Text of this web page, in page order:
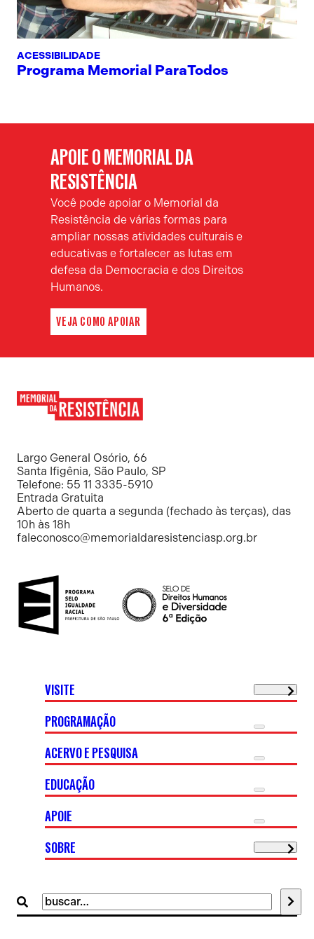
ACESSIBILIDADE
Programa Memorial ParaTodos
APOIE O MEMORIAL DA
RESISTÊNCIA
Você pode apoiar o Memorial da
Resistência de várias formas para
ampliar nossas atividades culturais e
educativas e fortalecer as lutas em
defesa da Democracia e dos Direitos
Humanos.
VEJA COMO APOIAR
Resistência
Largo General Osório, 66
Santa Ifigênia, São Paulo, SP
Telefone: 55 11 3335-5910
Entrada Gratuita
Aberto de quarta a segunda (fechado às terças), das
10h às 18h
faleconosco@memorialdaresistenciasp.org.br
Buscar
por:
VISITE
PROGRAMAÇÃO
ACERVO E PESQUISA
EDUCAÇÃO
APOIE
SOBRE